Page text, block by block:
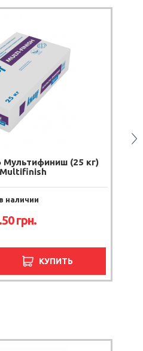
(25 кг)
наличии
грн.
КУПИТЬ